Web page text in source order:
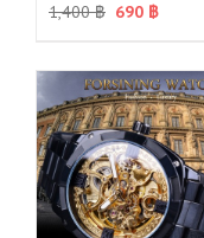
1,400฿ 690 ฿